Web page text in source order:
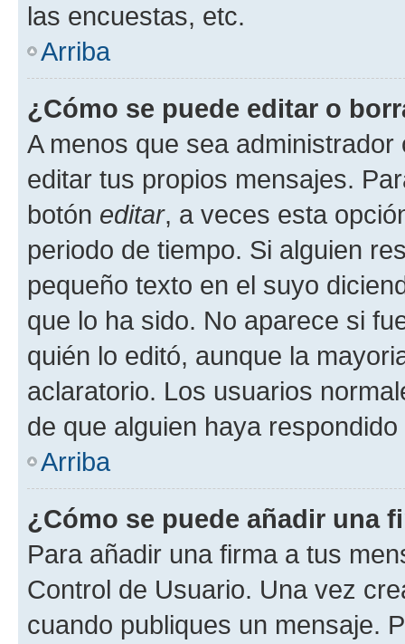
las encuestas, etc.
Arriba
¿Cómo se puede editar o
A menos que sea
editar tus propios mensajes.
botón editar, a veces esta
periodo de tiempo. Si alguien
pequeño texto en el suyo
que lo ha sido. No aparece si
quién lo editó, aunque la
aclaratorio. Los usuarios
de que alguien haya
Arriba
¿Cómo se puede añadir una
Para añadir una firma a tus
Control de Usuario. Una vez
cuando publiques un mensaje.